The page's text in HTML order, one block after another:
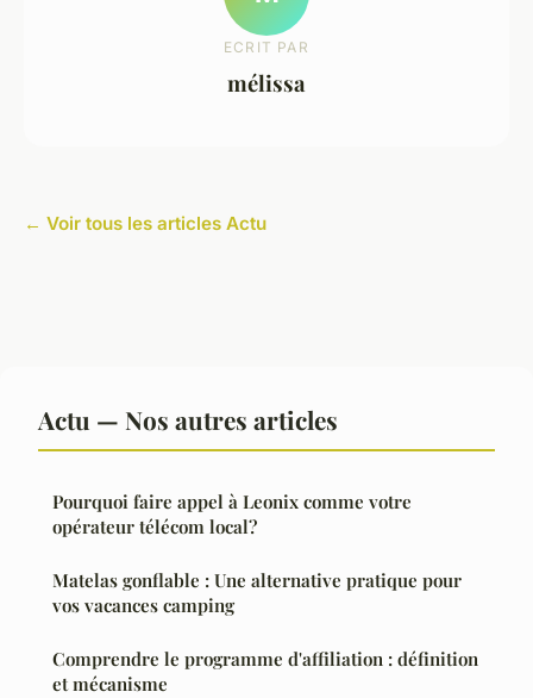
ECRIT PAR
mélissa
← Voir tous les articles Actu
Actu — Nos autres articles
Pourquoi faire appel à Leonix comme votre
opérateur télécom local?
Matelas gonflable : Une alternative pratique pour
vos vacances camping
Comprendre le programme d'affiliation : définition
et mécanisme